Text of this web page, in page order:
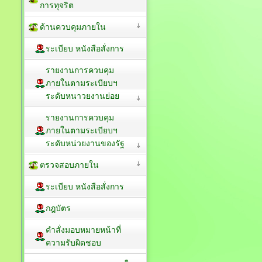
การทุจริต
ด้านควบคุมภายใน
ระเบียบ หนังสือสั่งการ
รายงานการควบคุม
ภายในตามระเบียบฯ
ระดับหนาวยงานย่อย
รายงานการควบคุม
ภายในตามระเบียบฯ
ระดับหน่วยงานของรัฐ
ตรวจสอบภายใน
ระเบียบ หนังสือสั่งการ
กฎบัตร
คำสั่งมอบหมายหน้าที่
ความรับผิดชอบ